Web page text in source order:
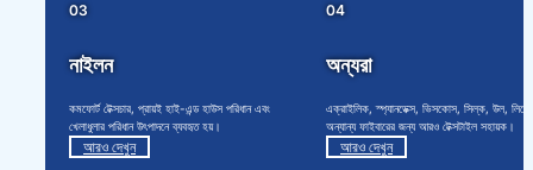
03
নাইলন
কমফোর্ট টেক্সচার, প্রায়ই হাই-এন্ড হাউস পরিধান এবং
খেলাধুলার পরিধান উৎপাদনে ব্যবহৃত হয়।
আরও দেখুন
04
অন্যরা
এক্রাইলিক, স্প্যানডেক্স, ভিসকোস, সিল্ক, উল,
অন্যান্য ফাইবারের জন্য আরও টেক্সটাইল সহায়ক।
আরও দেখুন